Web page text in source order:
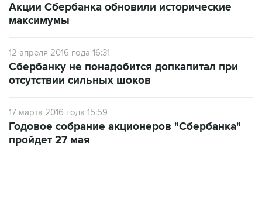
Акции Сбербанка обновили исторические
максимумы
12 апреля 2016 года 16:31
Сбербанку не понадобится допкапитал при
отсутствии сильных шоков
17 марта 2016 года 15:59
Годовое собрание акционеров "Сбербанка"
пройдет 27 мая